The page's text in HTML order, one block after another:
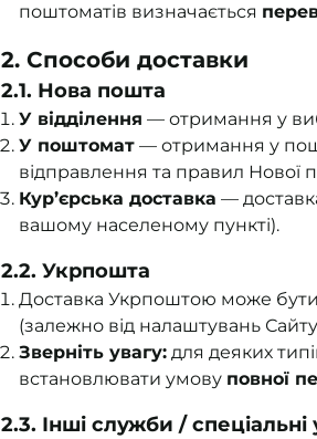
поштоматів визначається
2. Способи доставки
2.1. Нова пошта
У відділення — отримання у
У поштомат — отримання у
відправлення та правил Нової
Кур’єрська доставка —
вашому населеному пункті).
2.2. Укрпошта
Доставка Укрпоштою може бути
(залежно від налаштувань
Зверніть увагу: для деяких
встановлювати умову повної
2.3. Інші служби /